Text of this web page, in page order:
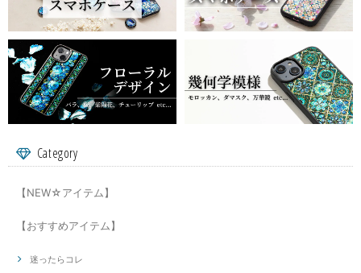
Category
【NEW☆アイテム】
【おすすめアイテム】
迷ったらコレ